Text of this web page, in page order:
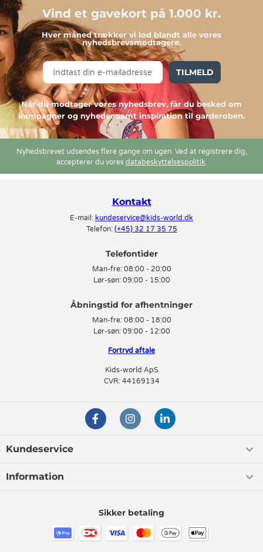
Vind et gavekort på 1.000 kr.
Hver måned trækker vi lod blandt alle vores
nyhedsbrevsmodtagere.
TILMELD
Når du modtager vores nyhedsbrev, får du besked om
kampagner og nyheder samt inspiration til garderoben.
Nyhedsbrevet udsendes flere gange om ugen. Ved at registrere dig,
accepterer du vores databeskyttelsespolitik.
Kontakt
E-mail: kundeservice@kids-world.dk
Telefon: (+45) 32 17 35 75
Telefontider
Man-fre: 08:00 - 20:00
Lør-søn: 09:00 - 15:00
Man-fre: 08:00 - 18:00
Lør-søn: 09:00 - 12:00
Fortryd aftale
Kids-world ApS
CVR: 44169134
Kundeservice
Information
Sikker betaling